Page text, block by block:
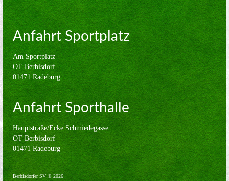
Kontakt
Impressum
Anfahrt Sportplatz
Am Sportplatz
OT Berbisdorf
01471 Radeburg
Anfahrt Sporthalle
Hauptstraße/Ecke Schmiedegasse
OT Berbisdorf
01471 Radeburg
Berbisdorfer SV © 2026